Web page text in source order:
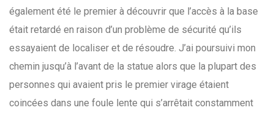
également été le premier à découvrir que l’accès à la base
était retardé en raison d’un problème de sécurité qu’ils
essayaient de localiser et de résoudre. J’ai poursuivi mon
chemin jusqu’à l’avant de la statue alors que la plupart des
personnes qui avaient pris le premier virage étaient
coincées dans une foule lente qui s’arrêtait constamment